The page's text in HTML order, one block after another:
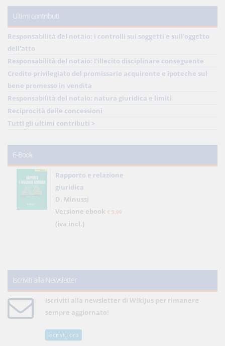
Ultimi contributi
Responsabilità del notaio: i controlli sui soggetti e sull'oggetto
dell'atto
Responsabilità del notaio: l'illecito disciplinare conseguente
Credito privilegiato del promissario acquirente e ipoteche sul
bene promesso in vendita
Responsabilità del notaio: natura giuridica e limiti
Reciprocità delle concessioni
Tutti gli ultimi contributi >
E-Book
Rapporto e relazione
giuridica
D. Minussi
Versione ebook € 5,99
(iva incl.)
Iscriviti alla Newsletter
Iscriviti alla newsletter di WikiJus per rimanere
sempre aggiornato!
Iscriviti ora